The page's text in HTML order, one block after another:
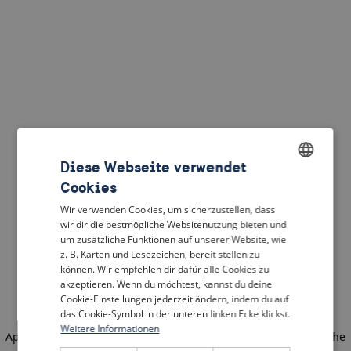
Application error: a client-side exception has occurred
(see the
DUTCH
FRENCH
GERMAN
Diese Webseite verwendet
Cookies
Wir verwenden Cookies, um sicherzustellen, dass
wir dir die bestmögliche Websitenutzung bieten und
um zusätzliche Funktionen auf unserer Website, wie
z. B. Karten und Lesezeichen, bereit stellen zu
können. Wir empfehlen dir dafür alle Cookies zu
akzeptieren. Wenn du möchtest, kannst du deine
Cookie-Einstellungen jederzeit ändern, indem du auf
das Cookie-Symbol in der unteren linken Ecke klickst.
Weitere Informationen